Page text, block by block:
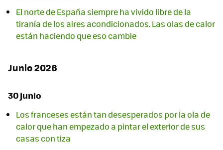
El norte de España siempre ha vivido libre de la
tiranía de los aires acondicionados. Las olas de calor
están haciendo que eso cambie
Junio 2026
30 junio
Los franceses están tan desesperados por la ola de
calor que han empezado a pintar el exterior de sus
casas con tiza